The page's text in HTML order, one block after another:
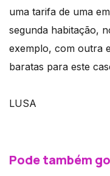
uma tarifa de uma
segunda habitação,
exemplo, com outra
baratas para este
LUSA
Pode também